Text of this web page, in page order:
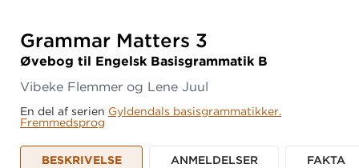
Grammar Matters 3
Øvebog til Engelsk Basisgrammatik B
Vibeke Flemmer og Lene Juul
En del af serien Gyldendals basisgrammatikker.
Fremmedsprog
BESKRIVELSE ANMELDELSER FAKTA